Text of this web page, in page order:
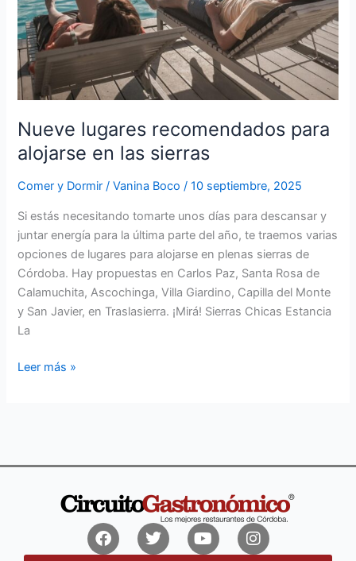
Nueve lugares recomendados para
alojarse en las sierras
Comer y Dormir /Vanina Boco/10 septiembre, 2025
Si estás necesitando tomarte unos días para descansar y
juntar energía para la última parte del año, te traemos varias
opciones de lugares para alojarse en plenas sierras de
Córdoba. Hay propuestas en Carlos Paz, Santa Rosa de
Calamuchita, Ascochinga, Villa Giardino, Capilla del Monte
y San Javier, en Traslasierra. ¡Mirá! Sierras Chicas Estancia
La
Leer más »
FacebookTwitterYoutubeInstagram